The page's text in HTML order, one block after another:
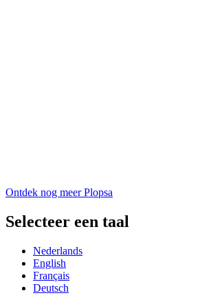
Ontdek nog meer Plopsa
Selecteer een taal
Nederlands
English
Français
Deutsch